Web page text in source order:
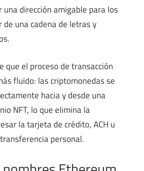
una dirección amigable para los
de una cadena de letras y
que el proceso de transacción
fluido: las criptomonedas se
hacia y desde una
NFT, lo que elimina la
la tarjeta de crédito, ACH u
personal.